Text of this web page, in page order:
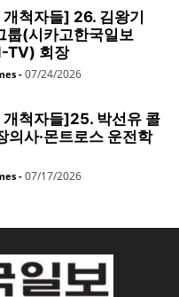
척자들] 26. 김왕기
룹(시카고한국일보
TV) 회장
- 07/24/2026
개척자들]25. 박선유 콜
의사·몬트로스 운전학
- 07/17/2026